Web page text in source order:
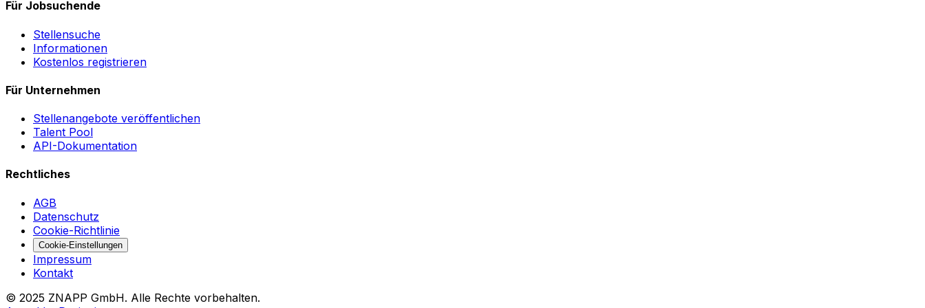
Für Jobsuchende
Stellensuche
Informationen
Kostenlos registrieren
Für Unternehmen
Stellenangebote veröffentlichen
Talent Pool
API-Dokumentation
Rechtliches
AGB
Datenschutz
Cookie-Richtlinie
Cookie-Einstellungen
Impressum
Kontakt
© 2025 ZNAPP GmbH. Alle Rechte vorbehalten.